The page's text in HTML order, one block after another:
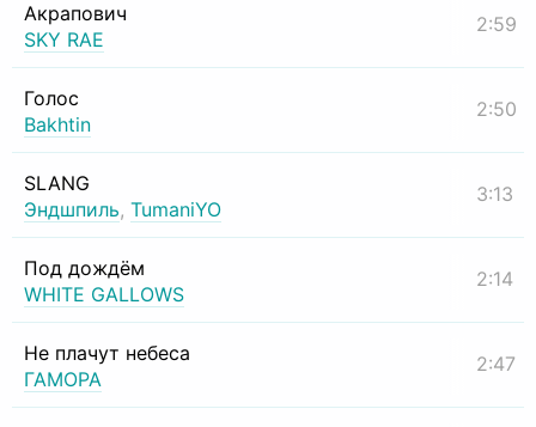
Акрапович
SKY RAE
2:59
Голос
Bakhtin
2:50
SLANG
Эндшпиль, TumaniYO
3:13
Под дождём
WHITE GALLOWS
2:14
Не плачут небеса
ГАМОРА
2:47